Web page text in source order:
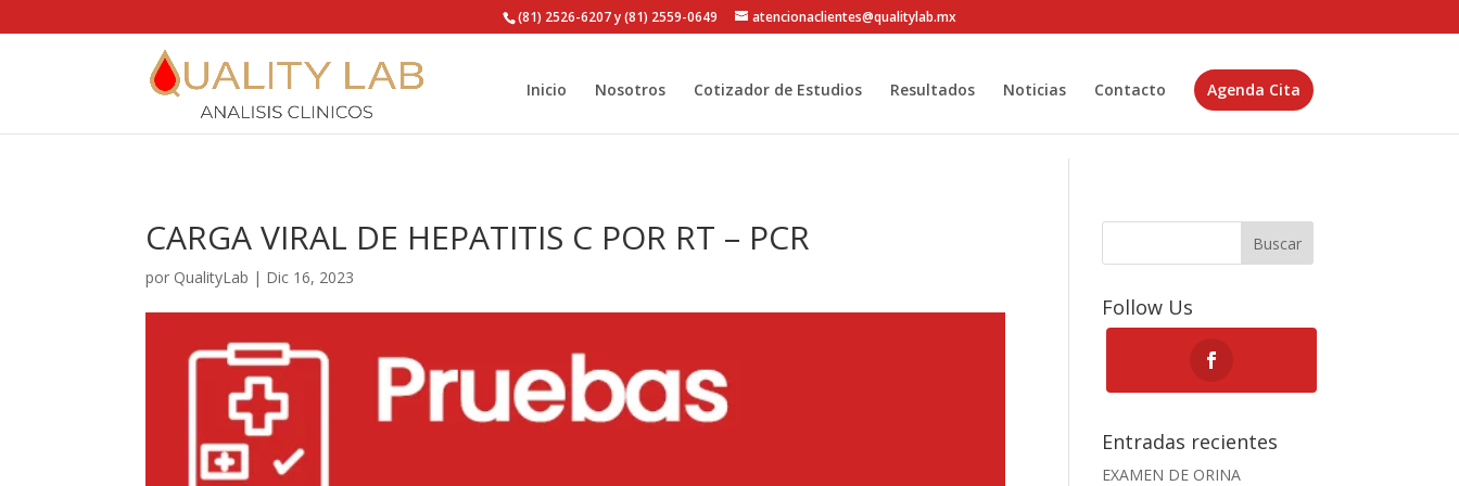
(81) 2526-6207 y (81) 2559-0649 atencionaclientes@qualitylab.mx
Inicio Nosotros Cotizador de Estudios Resultados Noticias Contacto Agenda Cita
CARGA VIRAL DE HEPATITIS C POR RT – PCR
por QualityLab | Dic 16, 2023
Buscar
Follow Us
Entradas recientes
EXAMEN DE ORINA